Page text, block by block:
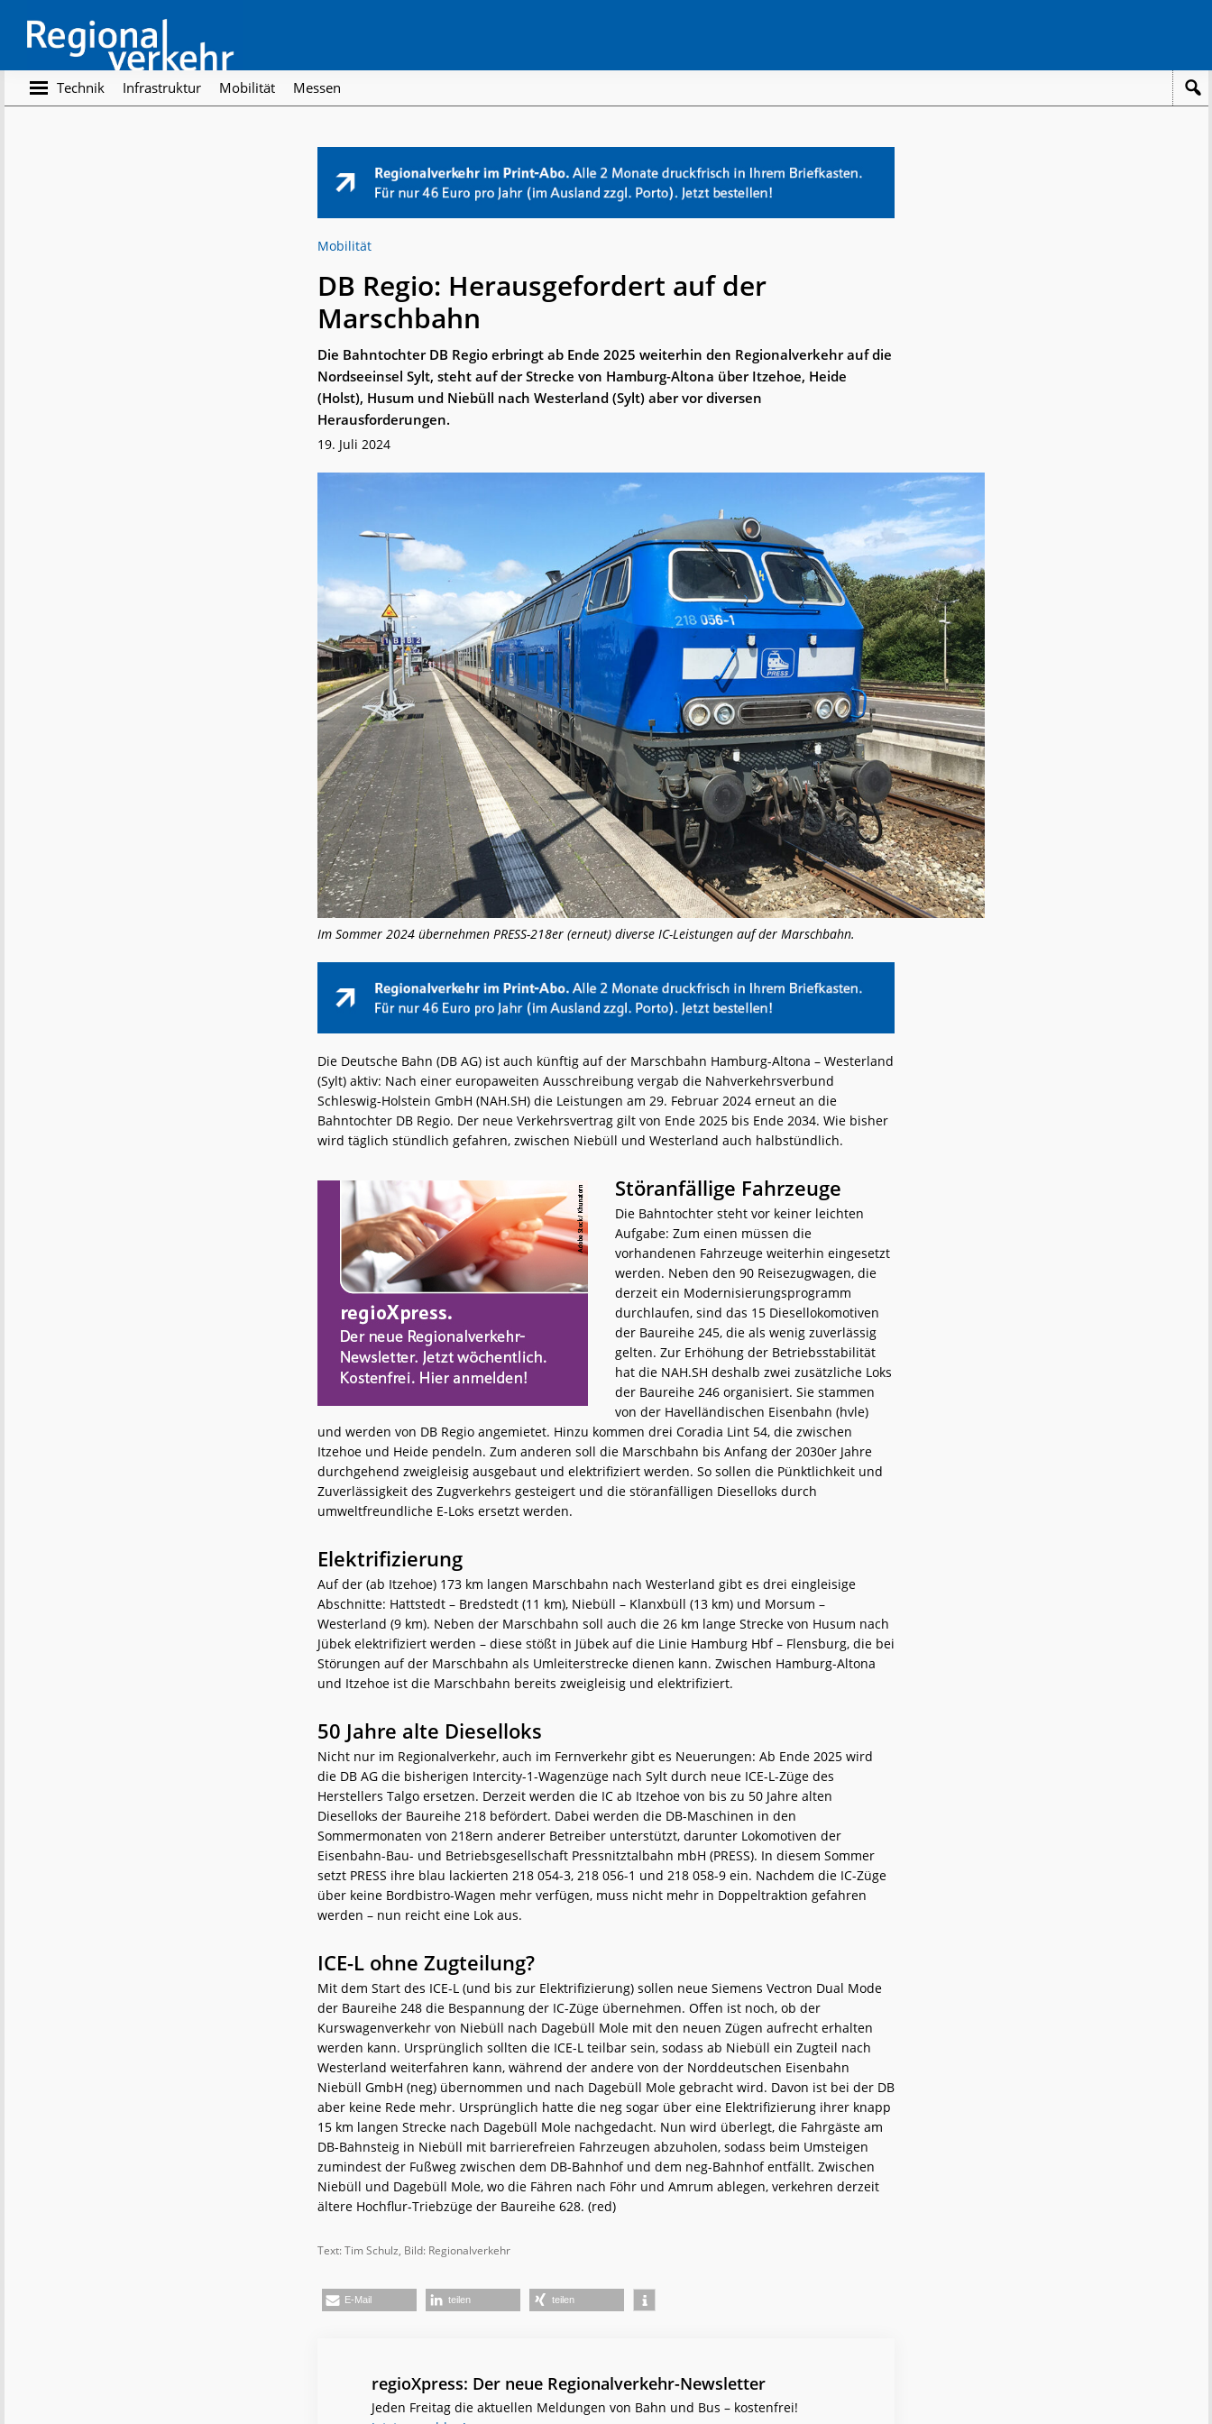
main
content
footer
Regionalverkehr
Die
Fachzeitschrift
Technik Infrastruktur Mobilität Messen
Mobilität
DB Regio: Herausgefordert auf der
Marschbahn
Die Bahntochter DB Regio erbringt ab Ende 2025 weiterhin den Regionalverkehr auf die
Nordseeinsel Sylt, steht auf der Strecke von Hamburg-Altona über Itzehoe, Heide
(Holst), Husum und Niebüll nach Westerland (Sylt) aber vor diversen
Herausforderungen.
19. Juli 2024
Im Sommer 2024 übernehmen PRESS-218er (erneut) diverse IC-Leistungen auf der Marschbahn.
Die Deutsche Bahn (DB AG) ist auch künftig auf der Marschbahn Hamburg-Altona – Westerland
(Sylt) aktiv: Nach einer europaweiten Ausschreibung vergab die Nahverkehrsverbund
Schleswig-Holstein GmbH (NAH.SH) die Leistungen am 29. Februar 2024 erneut an die
Bahntochter DB Regio. Der neue Verkehrsvertrag gilt von Ende 2025 bis Ende 2034. Wie bisher
wird täglich stündlich gefahren, zwischen Niebüll und Westerland auch halbstündlich.
Störanfällige Fahrzeuge
Die Bahntochter steht vor keiner leichten
Aufgabe: Zum einen müssen die
vorhandenen Fahrzeuge weiterhin eingesetzt
werden. Neben den 90 Reisezugwagen, die
derzeit ein Modernisierungsprogramm
durchlaufen, sind das 15 Diesellokomotiven
der Baureihe 245, die als wenig zuverlässig
gelten. Zur Erhöhung der Betriebsstabilität
hat die NAH.SH deshalb zwei zusätzliche Loks
der Baureihe 246 organisiert. Sie stammen
von der Havelländischen Eisenbahn (hvle)
und werden von DB Regio angemietet. Hinzu kommen drei Coradia Lint 54, die zwischen
Itzehoe und Heide pendeln. Zum anderen soll die Marschbahn bis Anfang der 2030er Jahre
durchgehend zweigleisig ausgebaut und elektrifiziert werden. So sollen die Pünktlichkeit und
Zuverlässigkeit des Zugverkehrs gesteigert und die störanfälligen Dieselloks durch
umweltfreundliche E-Loks ersetzt werden.
Elektrifizierung
Auf der (ab Itzehoe) 173 km langen Marschbahn nach Westerland gibt es drei eingleisige
Abschnitte: Hattstedt – Bredstedt (11 km), Niebüll – Klanxbüll (13 km) und Morsum –
Westerland (9 km). Neben der Marschbahn soll auch die 26 km lange Strecke von Husum nach
Jübek elektrifiziert werden – diese stößt in Jübek auf die Linie Hamburg Hbf – Flensburg, die bei
Störungen auf der Marschbahn als Umleiterstrecke dienen kann. Zwischen Hamburg-Altona
und Itzehoe ist die Marschbahn bereits zweigleisig und elektrifiziert.
50 Jahre alte Dieselloks
Nicht nur im Regionalverkehr, auch im Fernverkehr gibt es Neuerungen: Ab Ende 2025 wird
die DB AG die bisherigen Intercity-1-Wagenzüge nach Sylt durch neue ICE-L-Züge des
Herstellers Talgo ersetzen. Derzeit werden die IC ab Itzehoe von bis zu 50 Jahre alten
Dieselloks der Baureihe 218 befördert. Dabei werden die DB-Maschinen in den
Sommermonaten von 218ern anderer Betreiber unterstützt, darunter Lokomotiven der
Eisenbahn-Bau- und Betriebsgesellschaft Pressnitztalbahn mbH (PRESS). In diesem Sommer
setzt PRESS ihre blau lackierten 218 054-3, 218 056-1 und 218 058-9 ein. Nachdem die IC-Züge
über keine Bordbistro-Wagen mehr verfügen, muss nicht mehr in Doppeltraktion gefahren
werden – nun reicht eine Lok aus.
ICE-L ohne Zugteilung?
Mit dem Start des ICE-L (und bis zur Elektrifizierung) sollen neue Siemens Vectron Dual Mode
der Baureihe 248 die Bespannung der IC-Züge übernehmen. Offen ist noch, ob der
Kurswagenverkehr von Niebüll nach Dagebüll Mole mit den neuen Zügen aufrecht erhalten
werden kann. Ursprünglich sollten die ICE-L teilbar sein, sodass ab Niebüll ein Zugteil nach
Westerland weiterfahren kann, während der andere von der Norddeutschen Eisenbahn
Niebüll GmbH (neg) übernommen und nach Dagebüll Mole gebracht wird. Davon ist bei der DB
aber keine Rede mehr. Ursprünglich hatte die neg sogar über eine Elektrifizierung ihrer knapp
15 km langen Strecke nach Dagebüll Mole nachgedacht. Nun wird überlegt, die Fahrgäste am
DB-Bahnsteig in Niebüll mit barrierefreien Fahrzeugen abzuholen, sodass beim Umsteigen
zumindest der Fußweg zwischen dem DB-Bahnhof und dem neg-Bahnhof entfällt. Zwischen
Niebüll und Dagebüll Mole, wo die Fähren nach Föhr und Amrum ablegen, verkehren derzeit
ältere Hochflur-Triebzüge der Baureihe 628. (red)
Text: Tim Schulz, Bild: Regionalverkehr
E-Mail teilen teilen
regioXpress: Der neue Regionalverkehr-Newsletter
Jeden Freitag die aktuellen Meldungen von Bahn und Bus – kostenfrei!